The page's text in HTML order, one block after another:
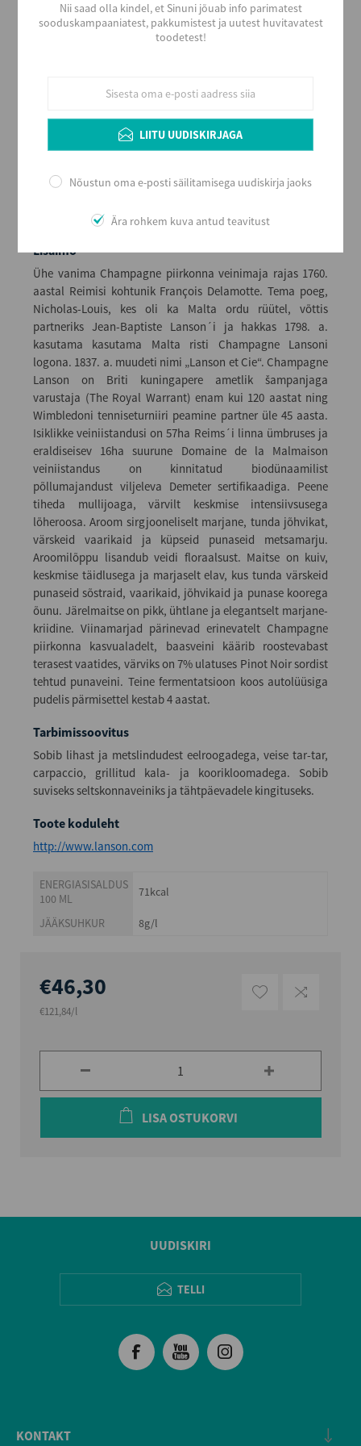
Maht (L)
EAN
3029440000392
Jahutatult 8 - 10 Co väiksemast, sihvaka kujuga Bordeaux-
Lisainfo
Ühe vanima Champagne piirkonna veinimaja rajas 1760.
aastal Reimisi kohtunik François Delamotte. Tema poeg,
Nicholas-Louis, kes oli ka Malta ordu rüütel, võttis
partneriks Jean-Baptiste Lanson´i ja hakkas 1798. a.
kasutama kasutama Malta risti Champagne Lansoni
logona. 1837. a. muudeti nimi „Lanson et Cie“. Champagne
Lanson on Briti kuningapere ametlik šampanjaga
varustaja (The Royal Warrant) enam kui 120 aastat ning
Wimbledoni tenniseturniiri peamine partner üle 45 aasta.
Isiklikke veiniistandusi on 57ha Reims´i linna ümbruses ja
eraldiseisev 16ha suurune Domaine de la Malmaison
veiniistandus on kinnitatud biodünaamilist
põllumajandust viljeleva Demeter sertifikaadiga. Peene
tiheda mullijoaga, värvilt keskmise intensiivsusega
lõheroosa. Aroom sirgjooneliselt marjane, tunda jõhvikat,
värskeid vaarikaid ja küpseid punaseid metsamarju.
Aroomilõppu lisandub veidi floraalsust. Maitse on kuiv,
keskmise täidlusega ja marjaselt elav, kus tunda värskeid
punaseid sõstraid, vaarikaid, jõhvikaid ja punase koorega
õunu. Järelmaitse on pikk, ühtlane ja elegantselt marjane-
kriidine. Viinamarjad pärinevad erinevatelt Champagne
piirkonna kasvualadelt, baasveini käärib roostevabast
terasest vaatides, värviks on 7% ulatuses Pinot Noir sordist
tehtud punaveini. Teine fermentatsioon koos autolüüsiga
pudelis pärmisettel kestab 4 aastat.
Tarbimissoovitus
Sobib lihast ja metslindudest eelroogadega, veise tar-tar,
carpaccio, grillitud kala- ja koorikloomadega. Sobib
suviseks seltskonnaveiniks ja tähtpäevadele kingituseks.
Toote koduleht
http://www.lanson.com
ENERGIASISALDUS
100 ML
71kcal
JÄÄKSUHKUR 8g/l
€46,30
€121,84/l
LISA OSTUKORVI
UUDISKIRI
TELLI
KONTAKT
Nii saad olla kindel, et Sinuni jõuab info parimatest
sooduskampaaniatest, pakkumistest ja uutest huvitavatest
toodetest!
LIITU UUDISKIRJAGA
Nõustun oma e-posti säilitamisega uudiskirja jaoks
Ära rohkem kuva antud teavitust